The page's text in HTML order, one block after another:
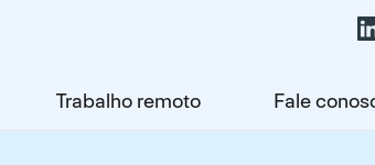
Trabalho remoto Fale